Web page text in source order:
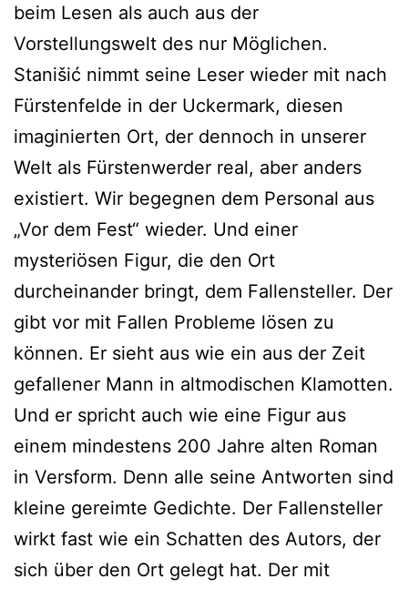
beim Lesen als auch aus der
Vorstellungswelt des nur Möglichen.
Stanišić nimmt seine Leser wieder mit nach
Fürstenfelde in der Uckermark, diesen
imaginierten Ort, der dennoch in unserer
Welt als Fürstenwerder real, aber anders
existiert. Wir begegnen dem Personal aus
„Vor dem Fest“ wieder. Und einer
mysteriösen Figur, die den Ort
durcheinander bringt, dem Fallensteller. Der
gibt vor mit Fallen Probleme lösen zu
können. Er sieht aus wie ein aus der Zeit
gefallener Mann in altmodischen Klamotten.
Und er spricht auch wie eine Figur aus
einem mindestens 200 Jahre alten Roman
in Versform. Denn alle seine Antworten sind
kleine gereimte Gedichte. Der Fallensteller
wirkt fast wie ein Schatten des Autors, der
sich über den Ort gelegt hat. Der mit